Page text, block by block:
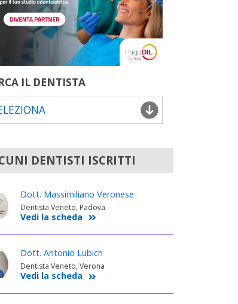
IL DENTISTA
DENTISTI ISCRITTI
Dott. Massimiliano Veronese
Dentista Veneto, Padova
Vedi la scheda
Dott. Antonio Lubich
Dentista Veneto, Verona
Vedi la scheda